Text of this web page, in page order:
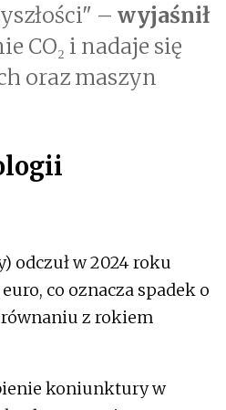
– wyjaśnił
CO₂ i nadaje się
oraz maszyn
odczuł w 2024 roku
co oznacza spadek o
z rokiem
koniunktury w